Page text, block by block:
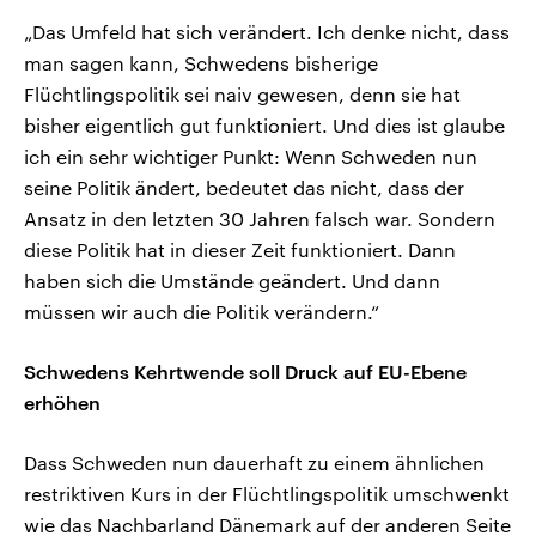
„Das Umfeld hat sich verändert. Ich denke nicht, dass
man sagen kann, Schwedens bisherige
Flüchtlingspolitik sei naiv gewesen, denn sie hat
bisher eigentlich gut funktioniert. Und dies ist glaube
ich ein sehr wichtiger Punkt: Wenn Schweden nun
seine Politik ändert, bedeutet das nicht, dass der
Ansatz in den letzten 30 Jahren falsch war. Sondern
diese Politik hat in dieser Zeit funktioniert. Dann
haben sich die Umstände geändert. Und dann
müssen wir auch die Politik verändern.“
Schwedens Kehrtwende soll Druck auf EU-Ebene
erhöhen
Dass Schweden nun dauerhaft zu einem ähnlichen
restriktiven Kurs in der Flüchtlingspolitik umschwenkt
wie das Nachbarland Dänemark auf der anderen Seite